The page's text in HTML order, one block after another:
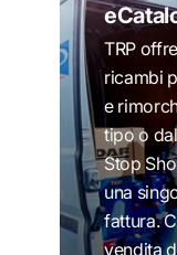
TRP
ricambi
e
tipo o
Stop
una
fattura.
vendita